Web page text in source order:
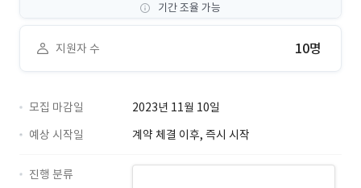
기간 조율 가능
지원자 수 10명
모집 마감일
2023년 11월 10일
예상 시작일
계약 체결 이후, 즉시 시작
진행 분류